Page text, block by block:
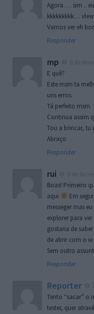
Agora … sim .. eu
kkkkkkkkk…
Vamos ver eh
Responder
mp
E quê?
Este msm ta
uns erros.
Tá perfeito msm.
Continua assim
Tou a brincar, tu
Abraço
Responder
rui
Boas! Primeiro
aqui
Em
messeger mas
explorer para
gostaria de
de abrir com o
Sem outro
Responder
Reporter
Tento “sacar” o
tester, quer